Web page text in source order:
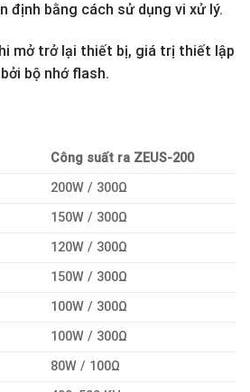
định bằng cách sử dụng vi xử lý.
mở trở lại thiết bị, giá trị thiết lập
bộ nhớ flash.
Công suất ra ZEUS-200
200W / 300Ω
150W / 300Ω
120W / 300Ω
150W / 300Ω
100W / 300Ω
100W / 300Ω
80W / 100Ω